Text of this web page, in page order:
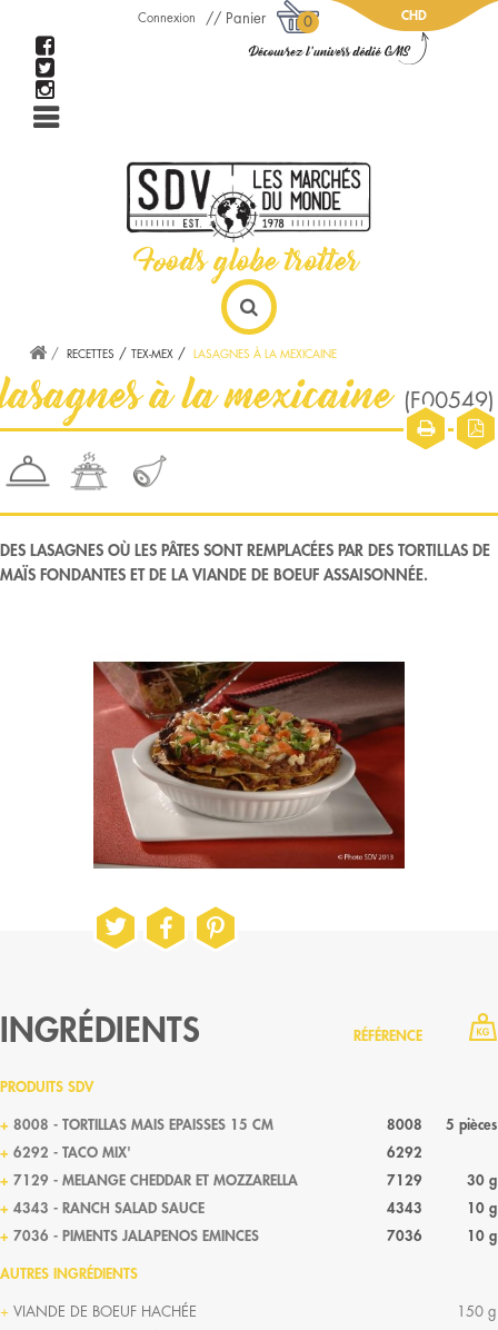
CHD
Panier 0
Connexion
RECETTES TEX-MEX LASAGNES À LA MEXICAINE
lasagnes à la mexicaine (F00549)
DES LASAGNES OÙ LES PÂTES SONT REMPLACÉES PAR DES TORTILLAS DE
MAÏS FONDANTES ET DE LA VIANDE DE BOEUF ASSAISONNÉE.
INGRÉDIENTS RÉFÉRENCE
PRODUITS SDV
8008 - TORTILLAS MAIS EPAISSES 15 CM 8008
5 pièces
6292 - TACO MIX'
6292
7129 - MELANGE CHEDDAR ET MOZZARELLA
7129
30 g
4343 - RANCH SALAD SAUCE
4343
10 g
7036 - PIMENTS JALAPENOS EMINCES
7036 10 g
AUTRES INGRÉDIENTS
VIANDE DE BOEUF HACHÉE
150 g